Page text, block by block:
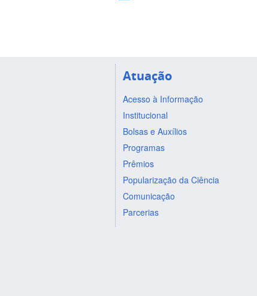
Atuação
Acesso à Informação
Institucional
Bolsas e Auxílios
Programas
Prêmios
Popularização da Ciência
Comunicação
Parcerias